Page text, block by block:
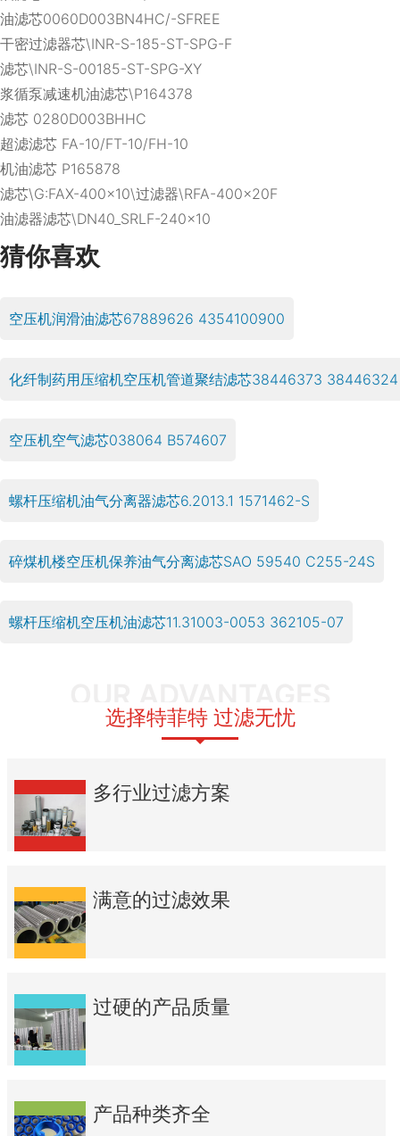
油滤芯0060D003BN4HC/-SFREE
干密过滤器芯\INR-S-185-ST-SPG-F
滤芯\INR-S-00185-ST-SPG-XY
浆循泵减速机油滤芯\P164378
滤芯 0280D003BHHC
超滤滤芯 FA-10/FT-10/FH-10
机油滤芯 P165878
滤芯\G:FAX-400×10\过滤器\RFA-400×20F
油滤器滤芯\DN40_SRLF-240×10
猜你喜欢
空压机润滑油滤芯67889626 4354100900
化纤制药用压缩机空压机管道聚结滤芯38446373
空压机空气滤芯038064 B574607
螺杆压缩机油气分离器滤芯6.2013.1 1571462-S
碎煤机楼空压机保养油气分离滤芯SAO 59540 C255-24S
螺杆压缩机空压机油滤芯11.31003-0053 362105-07
选择特菲特 过滤无忧
多行业过滤方案
满意的过滤效果
过硬的产品质量
产品种类齐全